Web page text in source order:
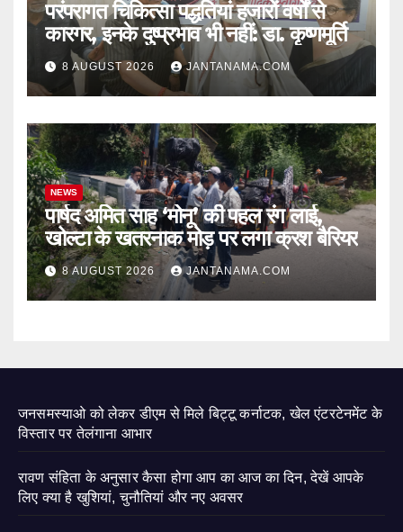
परंपरागत चिकित्सा पद्धतियां हजारों वर्षों से
कारगर, इनके दुष्प्रभाव भी नहीं: डा. कृष्णमूर्ति
8 AUGUST 2026 JANTANAMA.COM
NEWS
पार्षद अमित साह ‘मोनू’ की पहल रंग लाई,
खोल्टा के खतरनाक मोड़ पर लगा क्रश बैरियर
8 AUGUST 2026 JANTANAMA.COM
जनसमस्याओ को लेकर डीएम से मिले बिट्टू कर्नाटक, खेल एंटरटेनमेंट के
विस्तार पर तेलंगाना आभार
रावण संहिता के अनुसार कैसा होगा आप का आज का दिन, देखें आपके
लिए क्या है खुशियां, चुनौतियां और नए अवसर